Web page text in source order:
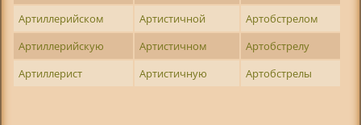
Артиллерийском
Артистичной
Артобстрелом
Артиллерийскую
Артистичном
Артобстрелу
Артиллерист
Артистичную Артобстрелы